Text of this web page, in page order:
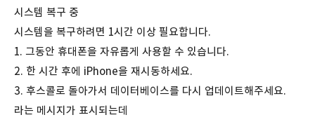
시스템 복구 중
시스템을 복구하려면 1시간 이상 필요합니다.
1. 그동안 휴대폰을 자유롭게 사용할 수 있습니다.
2. 한 시간 후에 iPhone을 재시동하세요.
3. 후스콜로 돌아가서 데이터베이스를 다시 업데이트해주세요.
라는 메시지가 표시되는데